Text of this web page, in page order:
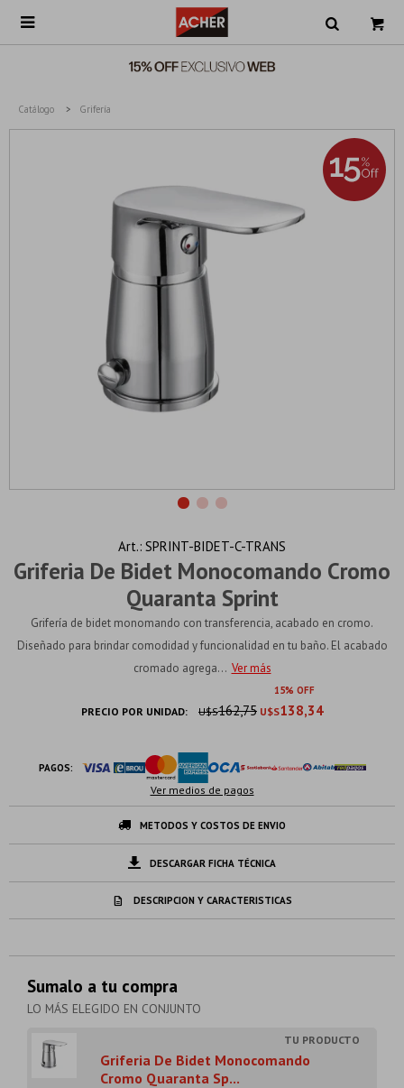

Catálogo Grifería
Griferia De Bidet Monocomando Cromo
Quaranta Sprint
SPRINT-BIDET-C-TRANS
Grifería de bidet monomando con transferencia, acabado en cromo.
Diseñado para brindar comodidad y funcionalidad en tu baño. El acabado
cromado agrega... Ver más
15
PRECIO POR UNIDAD: U$S138,34
U$S162,75
PAGOS:
Ver medios de pagos
METODOS Y COSTOS DE ENVIO
DESCARGAR FICHA TÉCNICA
DESCRIPCION Y CARACTERISTICAS
Sumalo a tu compra
LO MÁS ELEGIDO EN CONJUNTO
Griferia De Bidet Monocomando
Cromo Quaranta Sp...